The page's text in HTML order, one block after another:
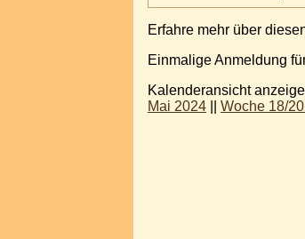
Erfahre mehr über
Einmalige Anmeldung
Kalenderansicht
Mai 2024
Woche 18/